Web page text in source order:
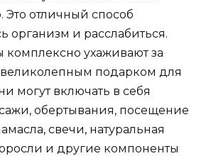
Это отличный способ
организм и расслабиться.
комплексно ухаживают за
великолепным подарком для
могут включать в себя
обертывания, посещение
свечи, натуральная
и другие компоненты